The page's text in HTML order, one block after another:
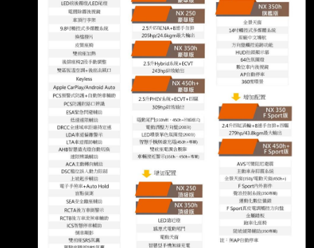
而已。 我想我沒差通風座椅跟19吋輪圈跟天窗
還有頭燈。 就選了豪華版 我以為160萬的
nx200有電尾門！200萬的也應該有！所以我
DM就沒有仔細對照差異 結果在交車時開開心心
的去，發現沒電尾！我跟老婆